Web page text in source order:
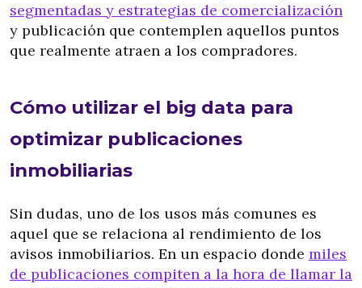
segmentadas y estrategias de comercialización
y publicación que contemplen aquellos puntos
que realmente atraen a los compradores.
Cómo utilizar el big data para
optimizar publicaciones
inmobiliarias
Sin dudas, uno de los usos más comunes es
aquel que se relaciona al rendimiento de los
avisos inmobiliarios. En un espacio donde miles
de publicaciones compiten a la hora de llamar la